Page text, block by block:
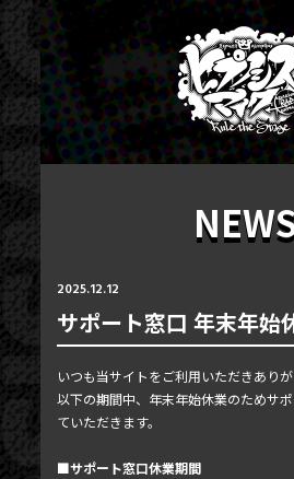
2025.12.12
サポート窓口 年末年始
いつも当サイトをご利用いただきありが
以下の期間中、年末年始休業のためサ
ていただきます。
■サポート窓口休業期間